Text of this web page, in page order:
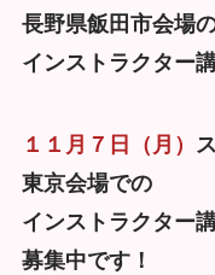
長野県飯田市会場
インストラクター
１１月７日（月）
東京会場での
インストラクター
募集中です！